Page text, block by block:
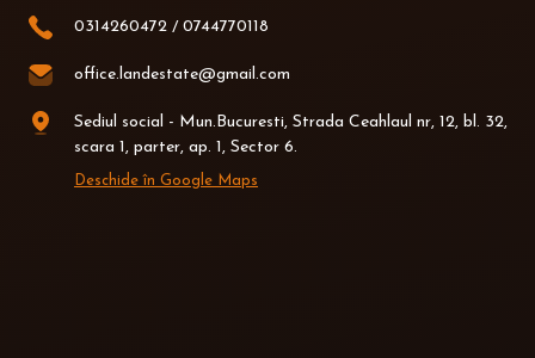
0314260472 / 0744770118
office.landestate@gmail.com
Sediul social - Mun.Bucuresti, Strada Ceahlaul nr, 12, bl. 32,
scara 1, parter, ap. 1, Sector 6.
Deschide în Google Maps